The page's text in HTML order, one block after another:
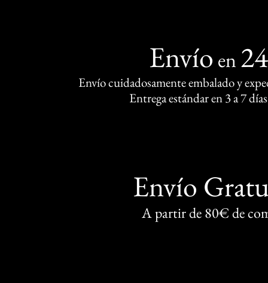
Envío en
Envío cuidadosamente embalado y
Entrega estándar en 3 a 7
Envío
A partir de 80€ de